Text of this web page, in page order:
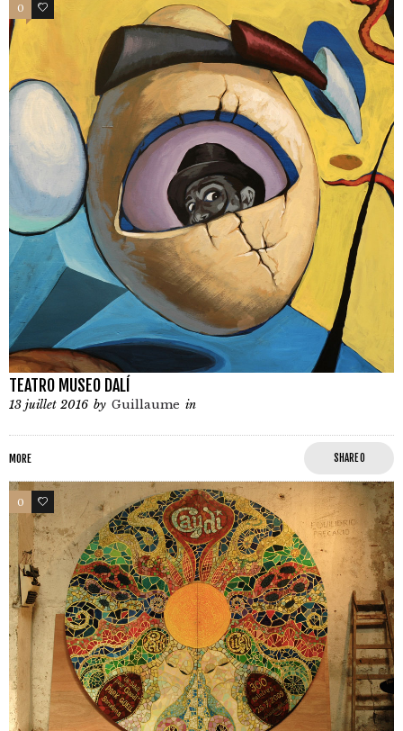
0 0
TEATRO MUSEO DALÍ
13 juillet 2016 by Guillaume in
MORE SHARE0
0 0